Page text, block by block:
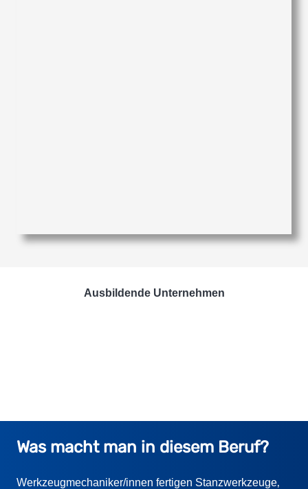
Ausbildende Unternehmen
Was macht man in diesem Beruf?
Werkzeugmechaniker/innen fertigen Stanzwerkzeuge‚